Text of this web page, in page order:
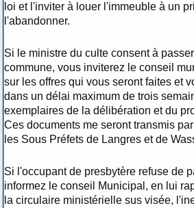
loi et l'inviter à louer l'immeuble à un
l'abandonner.
Si le ministre du culte consent à
commune, vous inviterez le conseil
sur les offres qui vous seront faites et
dans un délai maximum de trois
exemplaires de la délibération et du
Ces documents me seront transmis
les Sous Préfets de Langres et de
Si l'occupant de presbytère refuse de
informez le conseil Municipal, en lui
la circulaire ministérielle sus visée,